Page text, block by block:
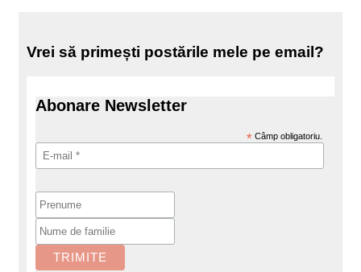
Vrei să primești postările mele pe email?
Abonare Newsletter
* Câmp obligatoriu.